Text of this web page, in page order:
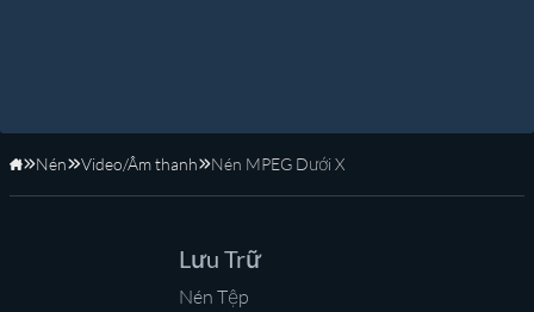
Trang Chủ
Nén Video/Âm thanh Nén MPEG Dưới X
Lưu Trữ
Nén Tệp